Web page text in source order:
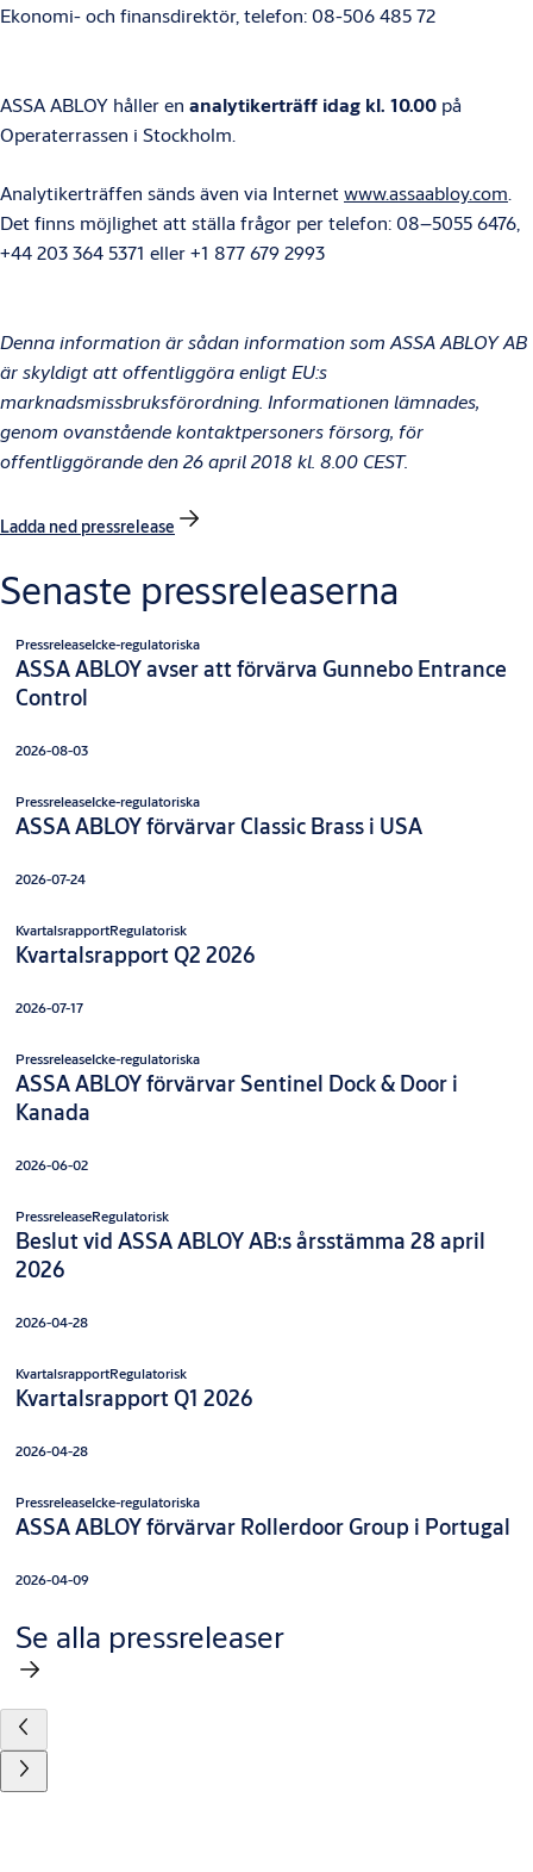
Ekonomi- och finansdirektör, telefon: 08-506 485 72
ASSA ABLOY håller en analytikerträff idag kl. 10.00 på
Operaterrassen i Stockholm.
Analytikerträffen sänds även via Internetwww.assaabloy.com.
Det finns möjlighet att ställa frågor per telefon: 08–5055 6476,
+44 203 364 5371 eller +1 877 679 2993
Denna information är sådan information som ASSA ABLOY AB
är skyldigt att offentliggöra enligt EU:s
marknadsmissbruksförordning. Informationen lämnades,
genom ovanstående kontaktpersoners försorg, för
offentliggörande den 26 april 2018 kl. 8.00 CEST.
Ladda ned pressrelease
Senaste pressreleaserna
PressreleaseIcke-regulatoriska
ASSA ABLOY avser att förvärva Gunnebo Entrance
Control
2026-08-03
PressreleaseIcke-regulatoriska
ASSA ABLOY förvärvar Classic Brass i USA
2026-07-24
KvartalsrapportRegulatorisk
Kvartalsrapport Q2 2026
2026-07-17
PressreleaseIcke-regulatoriska
ASSA ABLOY förvärvar Sentinel Dock & Door i
Kanada
2026-06-02
PressreleaseRegulatorisk
Beslut vid ASSA ABLOY AB:s årsstämma 28 april
2026
2026-04-28
KvartalsrapportRegulatorisk
Kvartalsrapport Q1 2026
2026-04-28
PressreleaseIcke-regulatoriska
ASSA ABLOY förvärvar Rollerdoor Group i Portugal
2026-04-09
Se alla pressreleaser